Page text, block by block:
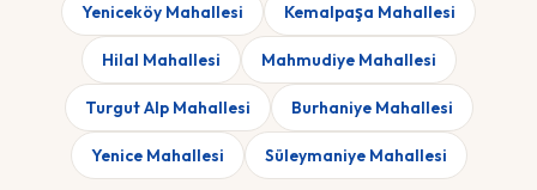
Yeniceköy Mahallesi Kemalpaşa Mahallesi
Hilal Mahallesi Mahmudiye Mahallesi
Turgut Alp Mahallesi Burhaniye Mahallesi
Yenice Mahallesi Süleymaniye Mahallesi